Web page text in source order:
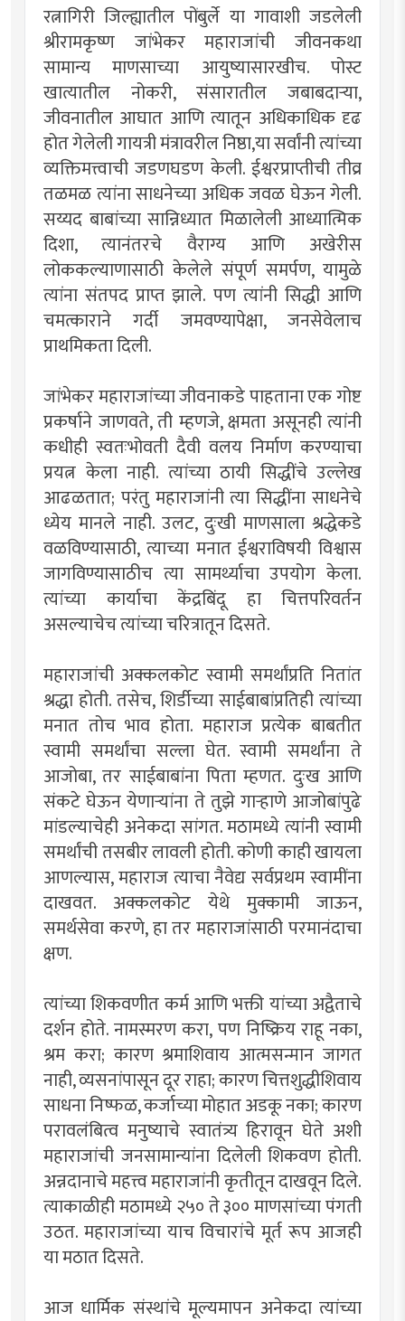
रत्नागिरी जिल्ह्यातील पोंबुर्ले या गावाशी जडलेली
श्रीरामकृष्ण जांभेकर महाराजांची जीवनकथा
सामान्य माणसाच्या आयुष्यासारखीच. पोस्ट
खात्यातील नोकरी, संसारातील जबाबदार्‍या,
जीवनातील आघात आणि त्यातून अधिकाधिक दृढ
होत गेलेली गायत्री मंत्रावरील निष्ठा,या सर्वांनी त्यांच्या
व्यक्तिमत्त्वाची जडणघडण केली. ईश्वरप्राप्तीची तीव्र
तळमळ त्यांना साधनेच्या अधिक जवळ घेऊन गेली.
सय्यद बाबांच्या सान्निध्यात मिळालेली आध्यात्मिक
दिशा, त्यानंतरचे वैराग्य आणि अखेरीस
लोककल्याणासाठी केलेले संपूर्ण समर्पण, यामुळे
त्यांना संतपद प्राप्त झाले. पण त्यांनी सिद्धी आणि
चमत्काराने गर्दी जमवण्यापेक्षा, जनसेवेलाच
प्राथमिकता दिली.
जांभेकर महाराजांच्या जीवनाकडे पाहताना एक गोष्ट
प्रकर्षाने जाणवते, ती म्हणजे, क्षमता असूनही त्यांनी
कधीही स्वतःभोवती दैवी वलय निर्माण करण्याचा
प्रयत्न केला नाही. त्यांच्या ठायी सिद्धींचे उल्लेख
आढळतात; परंतु महाराजांनी त्या सिद्धींना साधनेचे
ध्येय मानले नाही. उलट, दुःखी माणसाला श्रद्धेकडे
वळविण्यासाठी, त्याच्या मनात ईश्वराविषयी विश्वास
जागविण्यासाठीच त्या सामर्थ्याचा उपयोग केला.
त्यांच्या कार्याचा केंद्रबिंदू हा चित्तपरिवर्तन
असल्याचेच त्यांच्या चरित्रातून दिसते.
महाराजांची अक्कलकोट स्वामी समर्थांप्रति नितांत
श्रद्धा होती. तसेच, शिर्डीच्या साईबाबांप्रतिही त्यांच्या
मनात तोच भाव होता. महाराज प्रत्येक बाबतीत
स्वामी समर्थांचा सल्ला घेत. स्वामी समर्थांना ते
आजोबा, तर साईबाबांना पिता म्हणत. दुःख आणि
संकटे घेऊन येणार्‍यांना ते तुझे गार्‍हाणे आजोबांपुढे
मांडल्याचेही अनेकदा सांगत. मठामध्ये त्यांनी स्वामी
समर्थांची तसबीर लावली होती. कोणी काही खायला
आणल्यास, महाराज त्याचा नैवेद्य सर्वप्रथम स्वामींना
दाखवत. अक्कलकोट येथे मुक्कामी जाऊन,
समर्थसेवा करणे, हा तर महाराजांसाठी परमानंदाचा
क्षण.
त्यांच्या शिकवणीत कर्म आणि भक्ती यांच्या अद्वैताचे
दर्शन होते. नामस्मरण करा, पण निष्क्रिय राहू नका,
श्रम करा; कारण श्रमाशिवाय आत्मसन्मान जागत
नाही, व्यसनांपासून दूर राहा; कारण चित्तशुद्धीशिवाय
साधना निष्फळ, कर्जाच्या मोहात अडकू नका; कारण
परावलंबित्व मनुष्याचे स्वातंत्र्य हिरावून घेते अशी
महाराजांची जनसामान्यांना दिलेली शिकवण होती.
अन्नदानाचे महत्त्व महाराजांनी कृतीतून दाखवून दिले.
त्याकाळीही मठामध्ये २५० ते ३०० माणसांच्या पंगती
उठत. महाराजांच्या याच विचारांचे मूर्त रूप आजही
या मठात दिसते.
आज धार्मिक संस्थांचे मूल्यमापन अनेकदा त्यांच्या